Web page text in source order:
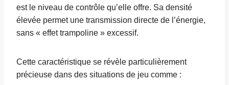
est le niveau de contrôle qu’elle offre. Sa densité
élevée permet une transmission directe de l’énergie,
sans « effet trampoline » excessif.
Cette caractéristique se révèle particulièrement
précieuse dans des situations de jeu comme :